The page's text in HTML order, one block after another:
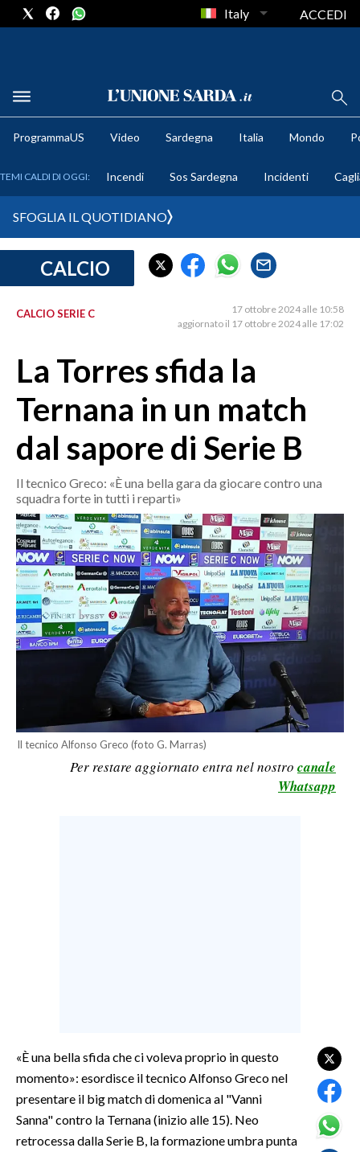
METEO
CRONACA SARDEGNA
PROVINCIA DI CAGLIARI
MEDIO CAMPIDANO
SASSARI E PROVINCIA
GALLURA
NUORO E PROVINCIA
OGLIASTRA
AGENDA
CRONACA
ITALIA
MONDO
POLITICA
SERVIZI ALLE IMPRESE
LAVORO
CULTURA
SPETTACOLI
Italy ACCEDI
ProgrammaUS Video Sardegna Italia Mondo
TEMI CALDI DI OGGI: Incendi Sos Sardegna Incidenti
SFOGLIA IL QUOTIDIANO
CALCIO
CALCIO SERIE C
17 ottobre 2024 alle 10:58
aggiornato il 17 ottobre 2024 alle 17:02
La Torres sfida la
Ternana in un match
dal sapore di Serie B
Il tecnico Greco: «È una bella gara da giocare contro una
squadra forte in tutti i reparti»
Il tecnico Alfonso Greco (foto G. Marras)
Per restare aggiornato entra nel nostro canale
Whatsapp
«È una bella sfida che ci voleva proprio in questo
momento»: esordisce il tecnico Alfonso Greco nel
presentare il big match di domenica al "Vanni
Sanna" contro la Ternana (inizio alle 15). Neo
retrocessa dalla Serie B, la formazione umbra punta